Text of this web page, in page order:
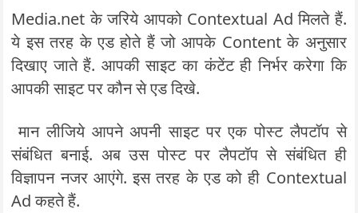
Media.net के जरिये आपको Contextual Ad मिलते हैं.
ये इस तरह के एड होते हैं जो आपके Content के अनुसार
दिखाए जाते हैं. आपकी साइट का कंटेंट ही निर्भर करेगा कि
आपकी साइट पर कौन से एड दिखे.
मान लीजिये आपने अपनी साइट पर एक पोस्ट लैपटॉप से
संबंधित बनाई. अब उस पोस्ट पर लैपटॉप से संबंधित ही
विज्ञापन नजर आएंगे. इस तरह के एड को ही Contextual
Ad कहते हैं.